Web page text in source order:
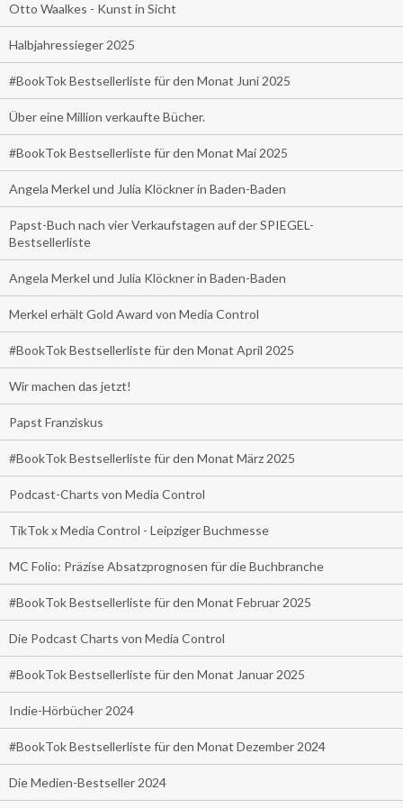
Otto Waalkes - Kunst in Sicht
Halbjahressieger 2025
#BookTok Bestsellerliste für den Monat Juni 2025
Über eine Million verkaufte Bücher.
#BookTok Bestsellerliste für den Monat Mai 2025
Angela Merkel und Julia Klöckner in Baden-Baden
Papst-Buch nach vier Verkaufstagen auf der SPIEGEL-
Bestsellerliste
Angela Merkel und Julia Klöckner in Baden-Baden
Merkel erhält Gold Award von Media Control
#BookTok Bestsellerliste für den Monat April 2025
Wir machen das jetzt!
Papst Franziskus
#BookTok Bestsellerliste für den Monat März 2025
Podcast-Charts von Media Control
TikTok x Media Control - Leipziger Buchmesse
MC Folio: Präzise Absatzprognosen für die Buchbranche
#BookTok Bestsellerliste für den Monat Februar 2025
Die Podcast Charts von Media Control
#BookTok Bestsellerliste für den Monat Januar 2025
Indie-Hörbücher 2024
#BookTok Bestsellerliste für den Monat Dezember 2024
Die Medien-Bestseller 2024